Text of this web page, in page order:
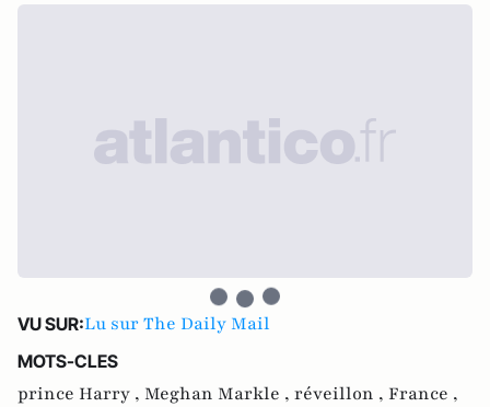
VU SUR:Lu sur The Daily Mail
MOTS-CLES
prince Harry , Meghan Markle , réveillon , France ,